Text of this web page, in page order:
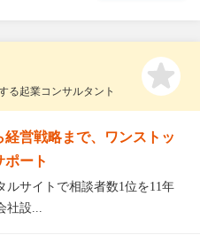
る起業コンサルタント
経営戦略まで、ワンストッ
ポート
ルサイトで相談者数1位を11年
社設...